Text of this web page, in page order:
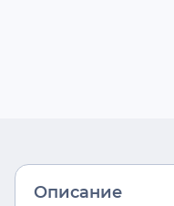
Описание